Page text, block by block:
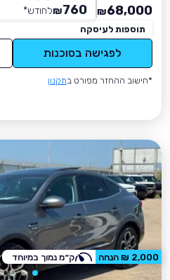
68,000
₪
760
₪לחודש*
תוספות לעיסקה
לפגישה בסוכנות
*חישוב ההחזר מפורט בתקנון
2,000 ₪ הנחה ק״מ נמוך במיוחד